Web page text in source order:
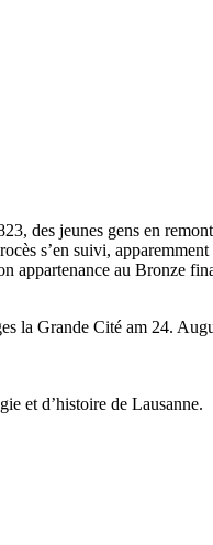
des jeunes gens en
s’en suivi,
appartenance au Bronze
la Grande Cité am 24.
et d’histoire de Lausanne.